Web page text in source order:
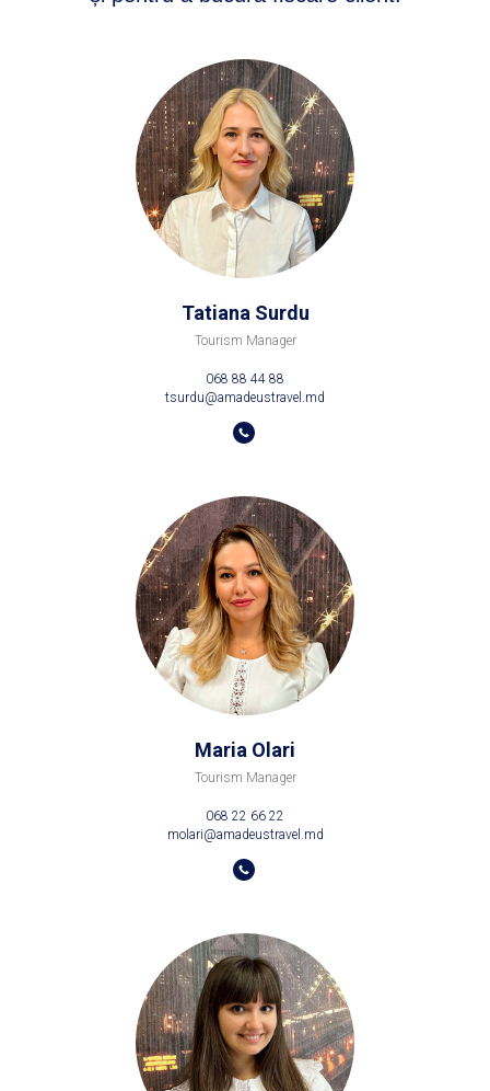
Tatiana Surdu
Tourism Manager
068 88 44 88
tsurdu@amadeustravel.md
Maria Olari
Tourism Manager
068 22 66 22
molari@amadeustravel.md